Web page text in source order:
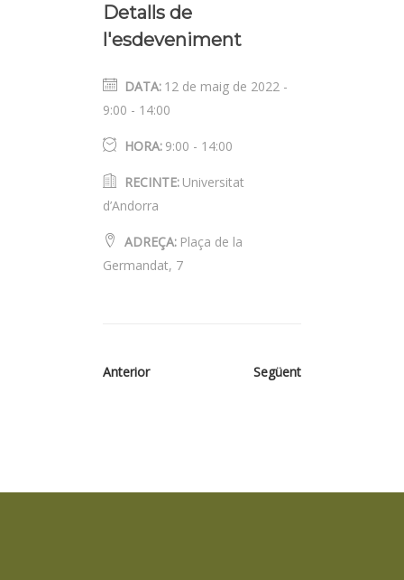
Detalls de
l'esdeveniment
DATA: 12 de maig de 2022 -
9:00 - 14:00
HORA: 9:00 - 14:00
RECINTE: Universitat
d’Andorra
ADREÇA: Plaça de la
Germandat, 7
Anterior Següent